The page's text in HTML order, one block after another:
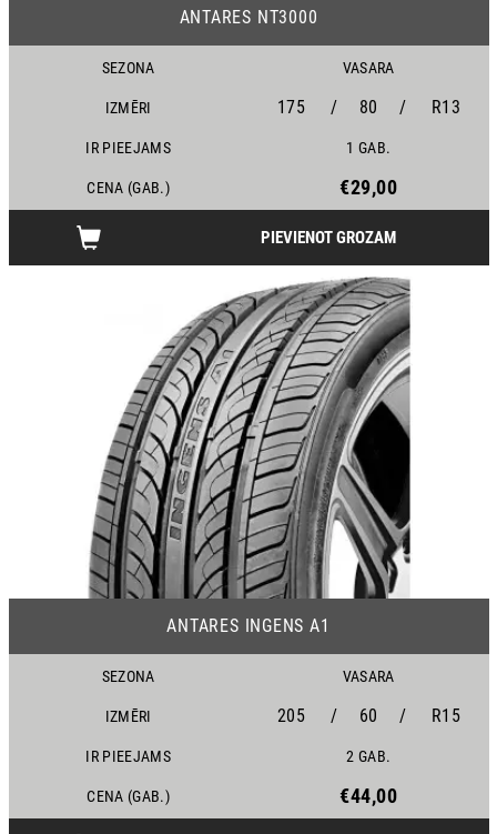
ANTARES NT3000
SEZONA VASARA
IZMĒRI 175 / 80 / R13
IR PIEEJAMS 1 GAB.
CENA (GAB.) €29,00
PIEVIENOT GROZAM
ANTARES INGENS A1
SEZONA VASARA
IZMĒRI 205 / 60 / R15
IR PIEEJAMS 2 GAB.
CENA (GAB.) €44,00